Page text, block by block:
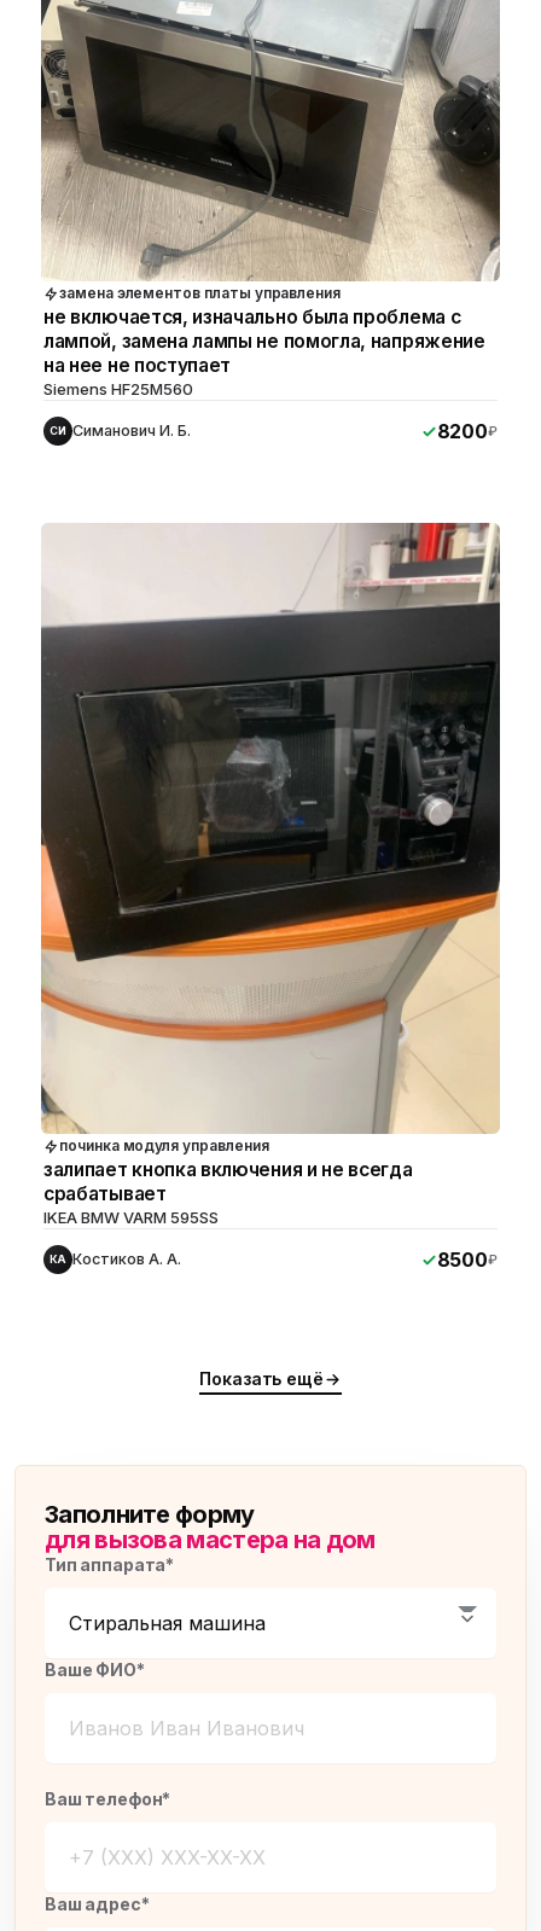
замена элементов платы управления
не включается, изначально была проблема с
лампой, замена лампы не помогла, напряжение
на нее не поступает
Siemens HF25M560
СИ Симанович И. Б. 8200₽
починка модуля управления
залипает кнопка включения и не всегда
срабатывает
IKEA BMW VARM 595SS
КА Костиков А. А. 8500₽
Показать ещё
Заполните форму
для вызова мастера на дом
Тип аппарата*
Ваше ФИО*
Ваш телефон*
Ваш адрес*